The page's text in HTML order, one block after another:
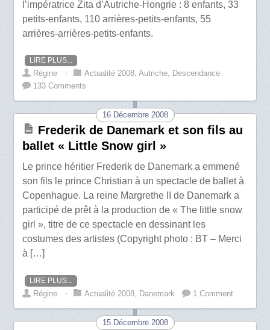
l’impératrice Zita d’Autriche-Hongrie : 8 enfants, 33
petits-enfants, 110 arrières-petits-enfants, 55
arrières-arrières-petits-enfants.
LIRE PLUS...
Régine ⋅ Actualité 2008,Autriche, Descendance
133 Comments
16 Décembre 2008
Frederik de Danemark et son fils au
ballet « Little Snow girl »
Le prince héritier Frederik de Danemark a emmené
son fils le prince Christian à un spectacle de ballet à
Copenhague. La reine Margrethe II de Danemark a
participé de prêt à la production de « The little snow
girl », titre de ce spectacle en dessinant les
costumes des artistes (Copyright photo : BT – Merci
à […]
LIRE PLUS...
Régine ⋅ Actualité 2008 Danemark 1 Comment
15 Décembre 2008